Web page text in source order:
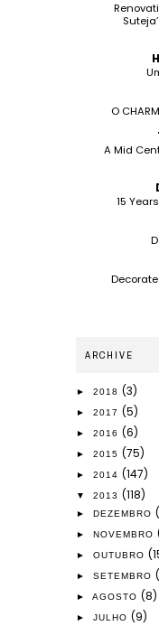
O
A Mid
15
ARCHIVE
► 2018 (3)
► 2017 (5)
► 2016 (6)
► 2015 (75)
► 2014 (147)
▼ 2013 (118)
► DEZEMBRO
► NOVEMBRO
► OUTUBRO
► SETEMBRO
► AGOSTO (8)
► JULHO (9)